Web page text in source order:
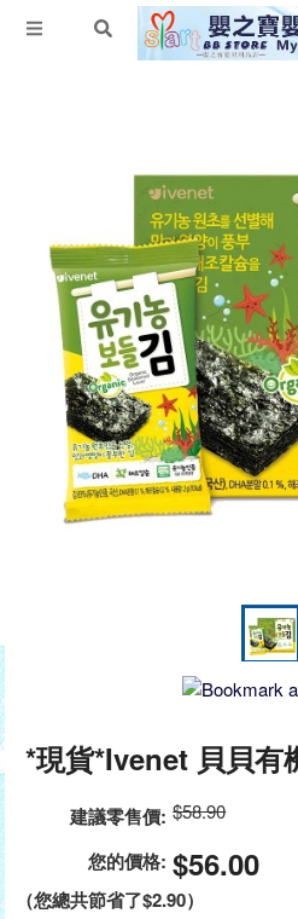
*現貨*Ivenet 貝貝有
建議零售價: $58.90
您的價格: $56.00
（您總共節省了$2.90）